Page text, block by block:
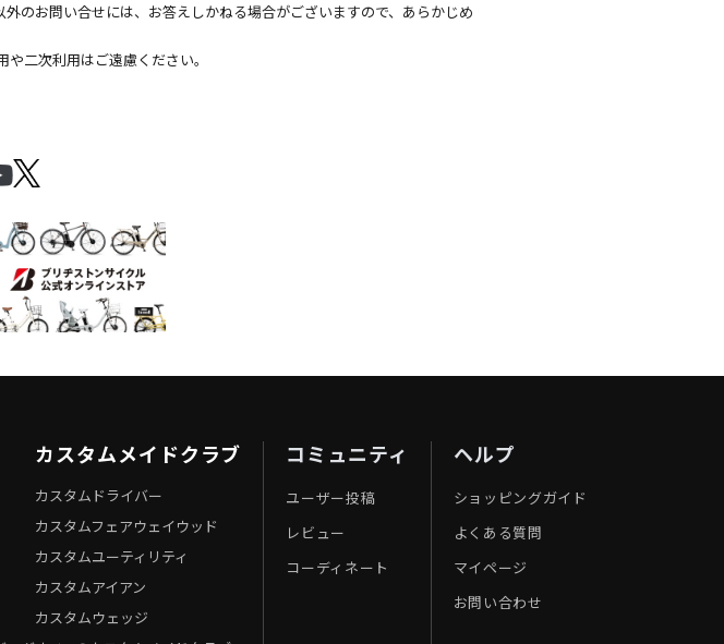
のお問い合せには、お答えしかねる場合がございますので、あらかじめ
二次利用はご遠慮ください。
カスタムメイドクラブ
カスタムドライバー
カスタムフェアウェイウッド
カスタムユーティリティ
カスタムアイアン
カスタムウェッジ
コミュニティ
ユーザー投稿
レビュー
コーディネート
ヘルプ
ショッピングガイド
よくある質問
マイページ
お問い合わせ